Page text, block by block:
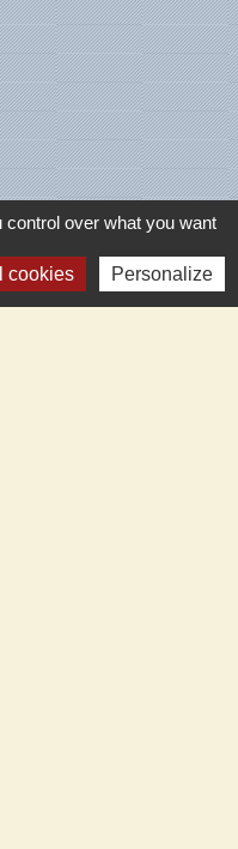
over what you want
cookies Personalize